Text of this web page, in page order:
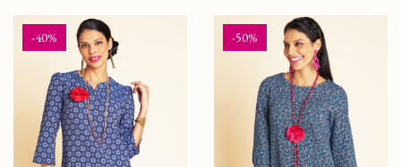
-40% -50%